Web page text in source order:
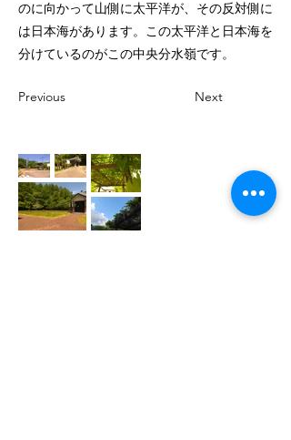
のに向かって山側に太平洋が、その反対側に
は日本海があります。この太平洋と日本海を
分けているのがこの中央分水嶺です。
Previous Next